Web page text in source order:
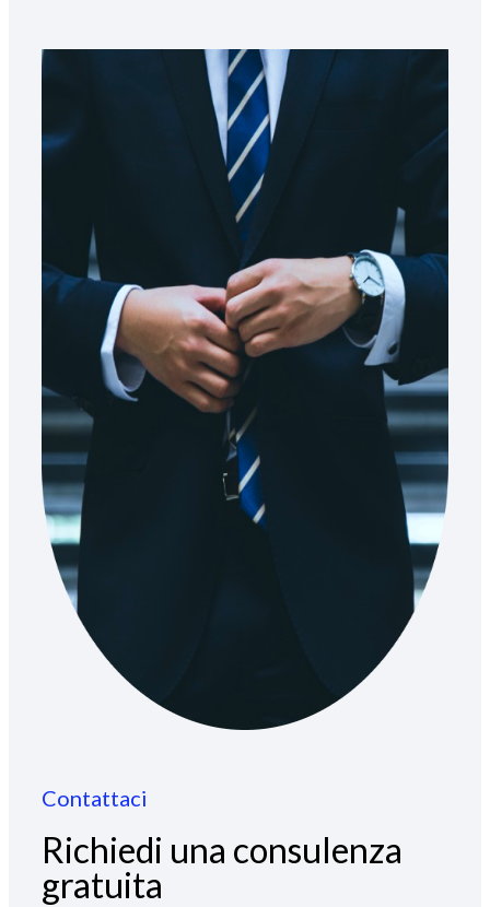
Contattaci
Richiedi una consulenza
gratuita